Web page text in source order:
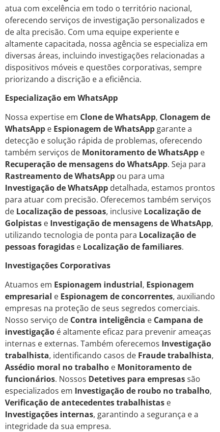
atua com excelência em todo o território nacional,
oferecendo serviços de investigação personalizados e
de alta precisão. Com uma equipe experiente e
altamente capacitada, nossa agência se especializa em
diversas áreas, incluindo investigações relacionadas a
dispositivos móveis e questões corporativas, sempre
priorizando a discrição e a eficiência.
Especialização em WhatsApp
Nossa expertise em Clone de WhatsApp, Clonagem de
WhatsApp e Espionagem de WhatsApp garante a
detecção e solução rápida de problemas, oferecendo
também serviços de Monitoramento de WhatsApp e
Recuperação de mensagens do WhatsApp. Seja para
Rastreamento de WhatsApp ou para uma
Investigação de WhatsApp detalhada, estamos prontos
para atuar com precisão. Oferecemos também serviços
de Localização de pessoas, inclusive Localização de
Golpistas e Investigação de mensagens de WhatsApp,
utilizando tecnologia de ponta para Localização de
pessoas foragidas e Localização de familiares.
Investigações Corporativas
Atuamos em Espionagem industrial, Espionagem
empresarial e Espionagem de concorrentes, auxiliando
empresas na proteção de seus segredos comerciais.
Nosso serviço de Contra inteligência e Campana de
investigação é altamente eficaz para prevenir ameaças
internas e externas. Também oferecemos Investigação
trabalhista, identificando casos de Fraude trabalhista,
Assédio moral no trabalho e Monitoramento de
funcionários. Nossos Detetives para empresassão
especializados em Investigação de roubo no trabalho,
Verificação de antecedentes trabalhistas e
Investigações internas, garantindo a segurança e a
integridade da sua empresa.